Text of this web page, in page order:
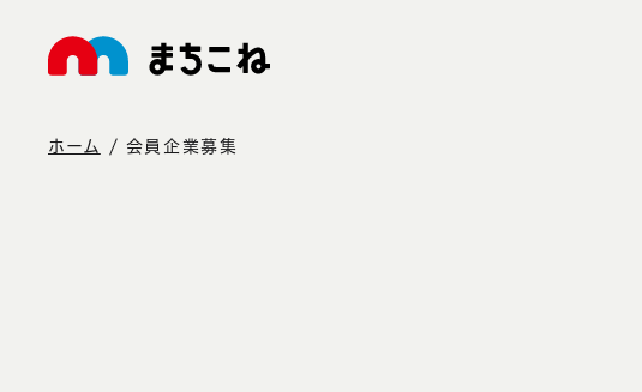
ホーム 会員企業募集